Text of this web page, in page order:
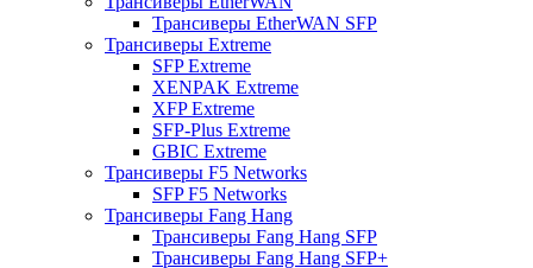
Трансиверы EtherWAN SFP
Трансиверы Extreme
SFP Extreme
XENPAK Extreme
XFP Extreme
SFP-Plus Extreme
GBIC Extreme
Трансиверы F5 Networks
SFP F5 Networks
Трансиверы Fang Hang
Трансиверы Fang Hang SFP
Трансиверы Fang Hang SFP+